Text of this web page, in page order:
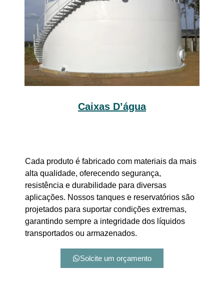
Caixas D’água
Cada produto é fabricado com materiais da mais
alta qualidade, oferecendo segurança,
resistência e durabilidade para diversas
aplicações. Nossos tanques e reservatórios são
projetados para suportar condições extremas,
garantindo sempre a integridade dos líquidos
transportados ou armazenados.
Solcite um orçamento